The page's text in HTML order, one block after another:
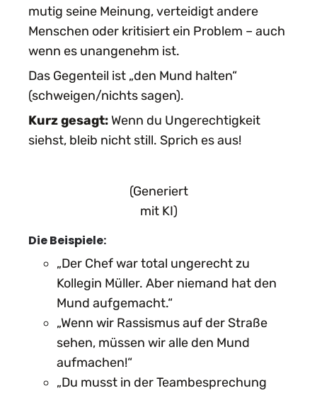
mutig seine Meinung, verteidigt andere
Menschen oder kritisiert ein Problem – auch
wenn es unangenehm ist.
Das Gegenteil ist „den Mund halten“
(schweigen/nichts sagen).
Kurz gesagt: Wenn du Ungerechtigkeit
siehst, bleib nicht still. Sprich es aus!
(Generiert
mit KI)
Die Beispiele:
„Der Chef war total ungerecht zu
Kollegin Müller. Aber niemand hat den
Mund aufgemacht.“
„Wenn wir Rassismus auf der Straße
sehen, müssen wir alle den Mund
aufmachen!“
„Du musst in der Teambesprechung